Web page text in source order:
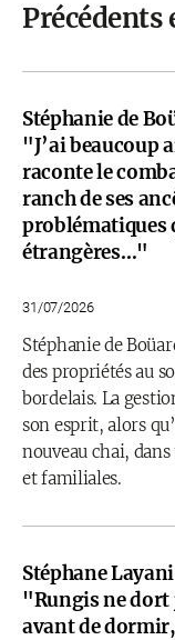
Stéphanie de
"J’ai beaucoup
raconte le
ranch de ses
problématiques
étrangères…"
31/07/2026
Stéphanie de
des propriétés au
bordelais. La
son esprit, alors
nouveau chai,
et familiales.
Stéphane Layani
"Rungis ne dort
avant de dormir,